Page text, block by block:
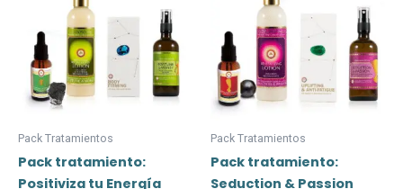
Pack Tratamientos
Pack tratamiento:
Positiviza tu Energía
Pack Tratamientos
Pack tratamiento:
Seduction & Passion